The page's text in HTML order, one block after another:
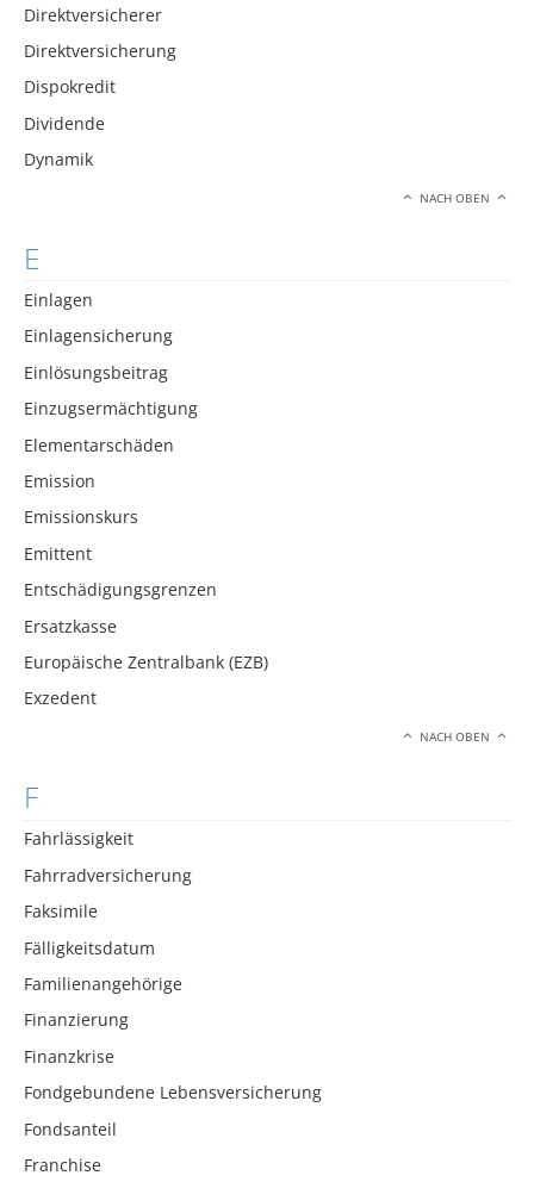
Direktversicherer
Direktversicherung
Dispokredit
Dividende
Dynamik
NACH OBEN
E
Einlagen
Einlagensicherung
Einlösungsbeitrag
Einzugsermächtigung
Elementarschäden
Emission
Emissionskurs
Emittent
Entschädigungsgrenzen
Ersatzkasse
Europäische Zentralbank (EZB)
Exzedent
NACH OBEN
F
Fahrlässigkeit
Fahrradversicherung
Faksimile
Fälligkeitsdatum
Familienangehörige
Finanzierung
Finanzkrise
Fondgebundene Lebensversicherung
Fondsanteil
Franchise